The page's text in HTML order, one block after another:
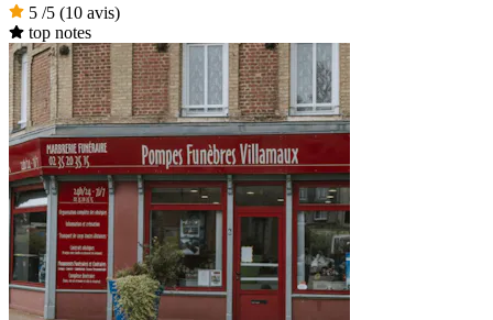
5 /5 (10 avis)
top notes